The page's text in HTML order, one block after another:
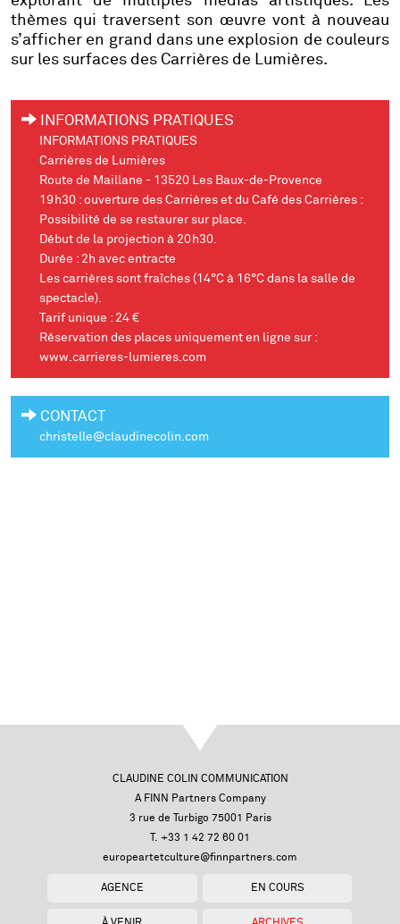
thèmes qui traversent son œuvre vont à nouveau
s’afficher en grand dans une explosion de couleurs
sur les surfaces des Carrières de Lumières.
INFORMATIONS PRATIQUES
INFORMATIONS PRATIQUES
Carrières de Lumières
Route de Maillane - 13520 Les Baux-de-Provence
19h30 : ouverture des Carrières et du Café des Carrières :
Possibilité de se restaurer sur place.
Début de la projection à 20h30.
Durée : 2h avec entracte
Les carrières sont fraîches (14°C à 16°C dans la salle de
spectacle).
Tarif unique : 24 €
Réservation des places uniquement en ligne sur :
www.carrieres-lumieres.com
CONTACT
christelle@claudinecolin.com
CLAUDINE COLIN COMMUNICATION
A FINN Partners Company
3 rue de Turbigo 75001 Paris
T. +33 1 42 72 60 01
europeartetculture@finnpartners.com
AGENCE EN COURS